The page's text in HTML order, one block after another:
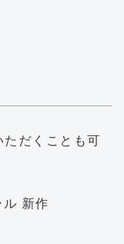
だくことも可